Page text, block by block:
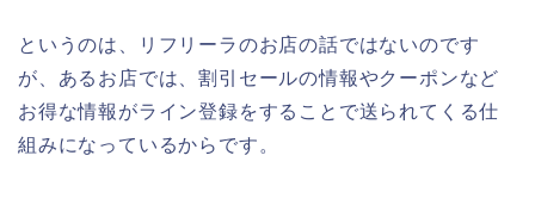
というのは、リフリーラのお店の話ではないのです
が、あるお店では、割引セールの情報やクーポンなど
お得な情報がライン登録をすることで送られてくる仕
組みになっているからです。